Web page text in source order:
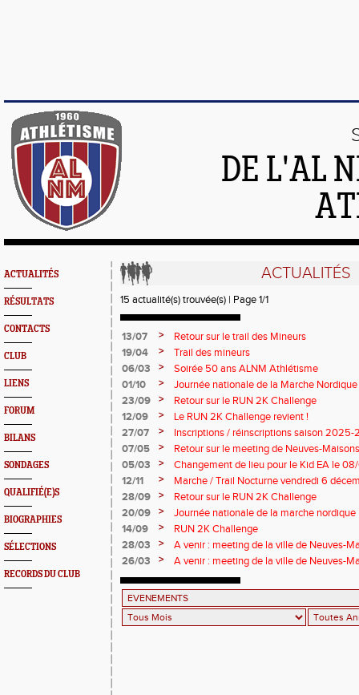
DE L'AL
ACTUALITÉS
RÉSULTATS
CONTACTS
CLUB
LIENS
FORUM
BILANS
SONDAGES
QUALIFIÉ(E)S
BIOGRAPHIES
SÉLECTIONS
RECORDS DU CLUB
ACTUALITÉS
15 actualité(s) trouvée(s) | Page 1/1
13/07 >
Retour sur le trail des Mineurs
19/04
>
Trail des mineurs
06/03
>
Soirée 50 ans ALNM Athlétisme
01/10
>
Journée nationale de la Marche Nordique
23/09
>
Retour sur le RUN 2K Challenge
12/09
>
Le RUN 2K Challenge revient !
27/07
>
Inscriptions / réinscriptions saison
07/05
>
Retour sur le meeting de Neuves-
05/03
>
Changement de lieu pour le Kid EA le
12/11
>
Marche / Trail Nocturne vendredi 6
28/09
>
Retour sur le RUN 2K Challenge
20/09
>
Journée nationale de la marche nordique
14/09
>
RUN 2K Challenge
28/03
>
A venir : meeting de la ville de Neuves-
Règlement et informations
26/03 > A venir : meeting de la ville de Neuves-